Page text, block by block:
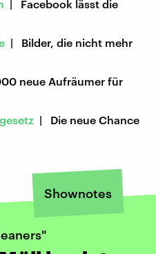
| Facebook lässt die
| Bilder, die nicht mehr
neue Aufräumer für
| Die neue Chance
Shownotes